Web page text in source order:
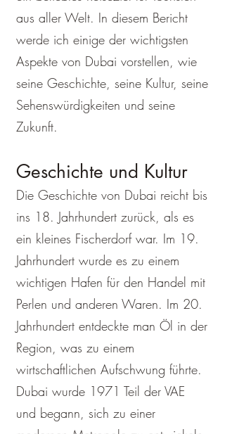
aus aller Welt. In diesem Bericht
werde ich einige der wichtigsten
Aspekte von Dubai vorstellen, wie
seine Geschichte, seine Kultur, seine
Sehenswürdigkeiten und seine
Zukunft.
Geschichte und Kultur
Die Geschichte von Dubai reicht bis
ins 18. Jahrhundert zurück, als es
ein kleines Fischerdorf war. Im 19.
Jahrhundert wurde es zu einem
wichtigen Hafen für den Handel mit
Perlen und anderen Waren. Im 20.
Jahrhundert entdeckte man Öl in der
Region, was zu einem
wirtschaftlichen Aufschwung führte.
Dubai wurde 1971 Teil der VAE
und begann, sich zu einer